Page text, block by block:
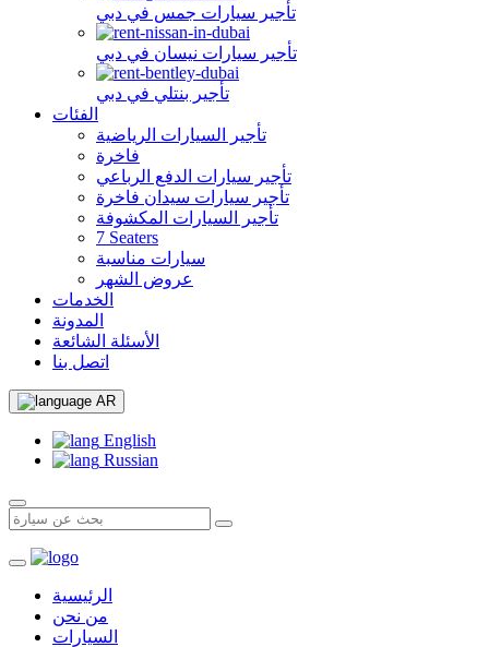
تأجير سيارات جمس في دبي
تأجير سيارات نيسان في دبي
تأجير بنتلي في دبي
الفئات
تأجير السيارات الرياضية
فاخرة
تأجير سيارات الدفع الرباعي
تأجير سيارات سيدان فاخرة
تأجير السيارات المكشوفة
7 Seaters
سيارات مناسبة
عروض الشهر
الخدمات
المدونة
الأسئلة الشائعة
اتصل بنا
AR
English
Russian
الرئيسية
من نحن
السيارات